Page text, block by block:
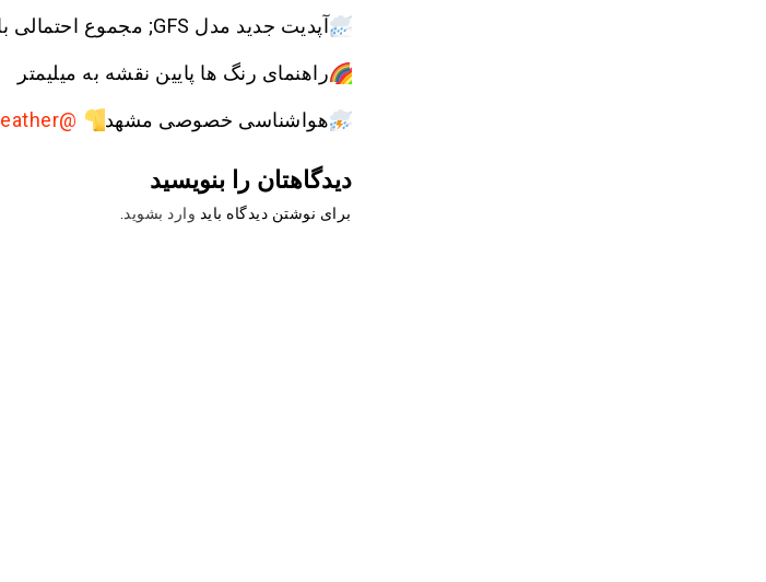
آپدیت جدید مدل GFS; مجموع احتمالی بارندگی طی ۱۶ روز آینده
راهنمای رنگ ها پایین نقشه به میلیمتر
هواشناسی خصوصی مشهد @MashhadWeather
دیدگاهتان را بنویسید
برای نوشتن دیدگاه باید وارد بشوید.